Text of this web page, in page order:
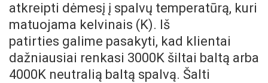
atkreipti dėmesį į spalvų temperatūrą, kuri
matuojama kelvinais (K). Iš
patirties galime pasakyti, kad klientai
dažniausiai renkasi 3000K šiltai baltą arba
4000K neutralią baltą spalvą. Šalti